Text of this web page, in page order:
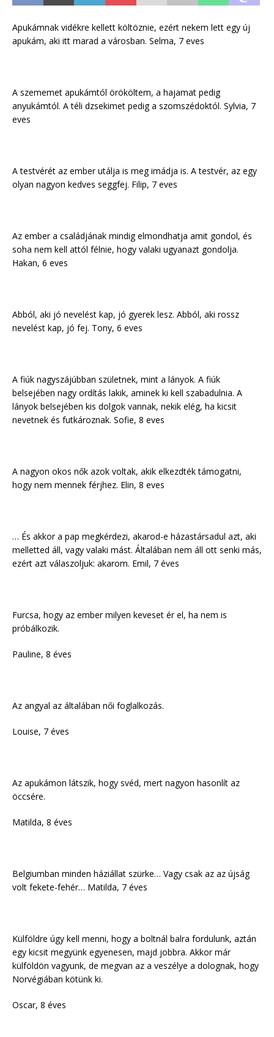
Apukámnak vidékre kellett költöznie, ezért nekem lett egy új
apukám, aki itt marad a városban. Selma, 7 eves
A szememet apukámtól örököltem, a hajamat pedig
anyukámtól. A téli dzsekimet pedig a szomszédoktól. Sylvia, 7
eves
A testvérét az ember utálja is meg imádja is. A testvér, az egy
olyan nagyon kedves seggfej. Filip, 7 eves
Az ember a családjának mindig elmondhatja amit gondol, és
soha nem kell attól félnie, hogy valaki ugyanazt gondolja.
Hakan, 6 eves
Abból, aki jó nevelést kap, jó gyerek lesz. Abból, aki rossz
nevelést kap, jó fej. Tony, 6 eves
A fiúk nagyszájúbban születnek, mint a lányok. A fiúk
belsejében nagy ordítás lakik, aminek ki kell szabadulnia. A
lányok belsejében kis dolgok vannak, nekik elég, ha kicsit
nevetnek és futkároznak. Sofie, 8 eves
A nagyon okos nők azok voltak, akik elkezdték támogatni,
hogy nem mennek férjhez. Elin, 8 eves
… És akkor a pap megkérdezi, akarod-e házastársadul azt, aki
melletted áll, vagy valaki mást. Általában nem áll ott senki más,
ezért azt válaszoljuk: akarom. Emil, 7 éves
Furcsa, hogy az ember milyen keveset ér el, ha nem is
próbálkozik.
Pauline, 8 éves
Az angyal az általában női foglalkozás.
Louise, 7 éves
Az apukámon látszik, hogy svéd, mert nagyon hasonlít az
öccsére.
Matilda, 8 éves
Belgiumban minden háziállat szürke… Vagy csak az az újság
volt fekete-fehér… Matilda, 7 éves
Külföldre úgy kell menni, hogy a boltnál balra fordulunk, aztán
egy kicsit megyünk egyenesen, majd jobbra. Akkor már
külföldön vagyunk, de megvan az a veszélye a dolognak, hogy
Norvégiában kötünk ki.
Oscar, 8 éves